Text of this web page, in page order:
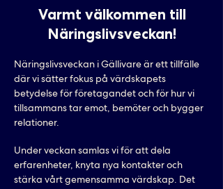
Varmt välkommen till
Näringslivsveckan!
Näringslivsveckan i Gällivare är ett tillfälle
där vi sätter fokus på värdskapets
betydelse för företagandet och för hur vi
tillsammans tar emot, bemöter och bygger
relationer.
Under veckan samlas vi för att dela
erfarenheter, knyta nya kontakter och
stärka vårt gemensamma värdskap. Det